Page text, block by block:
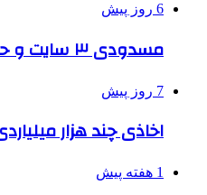
6 روز پیش
مسدودی ۳ سایت و حساب آژانس‌های متخلف فروش بلیت اربعین
7 روز پیش
اخاذی چند هزار
1 هفته پیش